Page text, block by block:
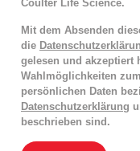
Coulter Life Science.
Mit dem Absenden
die
gelesen und akzeptiert
Wahlmöglichkeiten
persönlichen Daten
Datenschutzerklärung
beschrieben sind.